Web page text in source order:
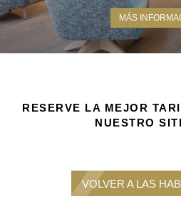
MÁS
RESERVE LA MEJOR
NUESTRO
VOLVER A LAS